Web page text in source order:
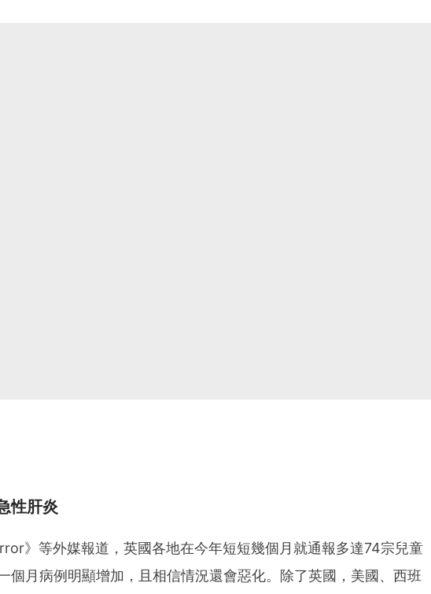
性肝炎
》等外媒報道，英國各地在今年短短幾個月就通報多達74宗兒童
個月病例明顯增加，且相信情況還會惡化。除了英國，美國、西班